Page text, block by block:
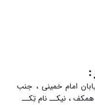
:
امام خمینی ، جنب
، نیکــ نام تِکــ